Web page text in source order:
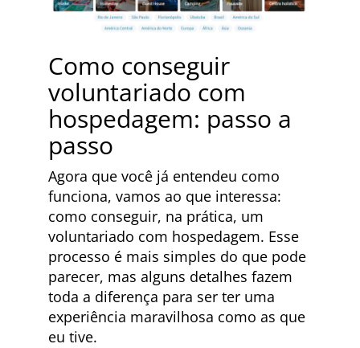
Como conseguir
voluntariado com
hospedagem: passo a
passo
Agora que você já entendeu como
funciona, vamos ao que interessa:
como conseguir, na prática, um
voluntariado com hospedagem. Esse
processo é mais simples do que pode
parecer, mas alguns detalhes fazem
toda a diferença para ser ter uma
experiência maravilhosa como as que
eu tive.